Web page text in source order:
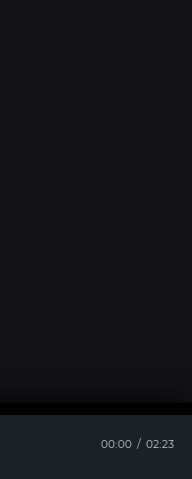
00:00 02:23